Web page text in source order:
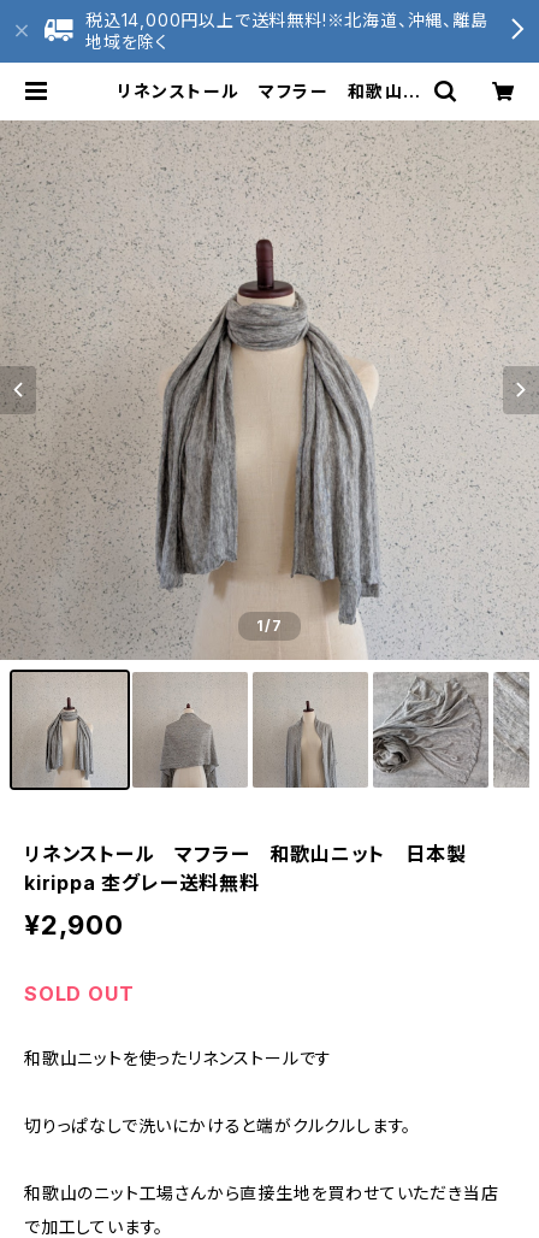
税込14,000円以上で送料無料!※北海道、沖縄、離島
地域を除く
リネンストール マフラー 和歌山ニ
料無料 | 2020tunagu 和歌山ニ
ット
1/7
リネンストール マフラー 和歌山ニット 日本製
kirippa 杢グレー送料無料
¥2,900
SOLD OUT
和歌山ニットを使ったリネンストールです
切りっぱなしで洗いにかけると端がクルクルします。
和歌山のニット工場さんから直接生地を買わせていただき当店
で加工しています。